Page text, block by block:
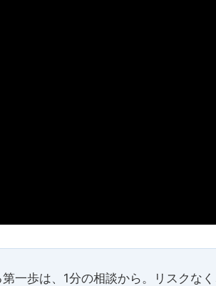
一歩は、1分の相談から。リスクな